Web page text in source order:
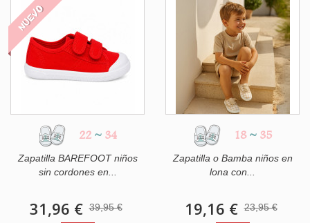
NUEVO
22 ~ 34
Zapatilla BAREFOOT niños
sin cordones en...
31,96 € 39,95 €
18 ~ 35
Zapatilla o Bamba niños en
lona con...
19,16 € 23,95 €